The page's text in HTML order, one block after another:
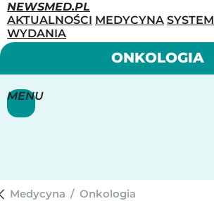
NEWSMED.PL
AKTUALNOŚCI MEDYCYNA SYSTEM
WYDANIA
MENU
ONKOLOGIA
Medycyna / Onkologia